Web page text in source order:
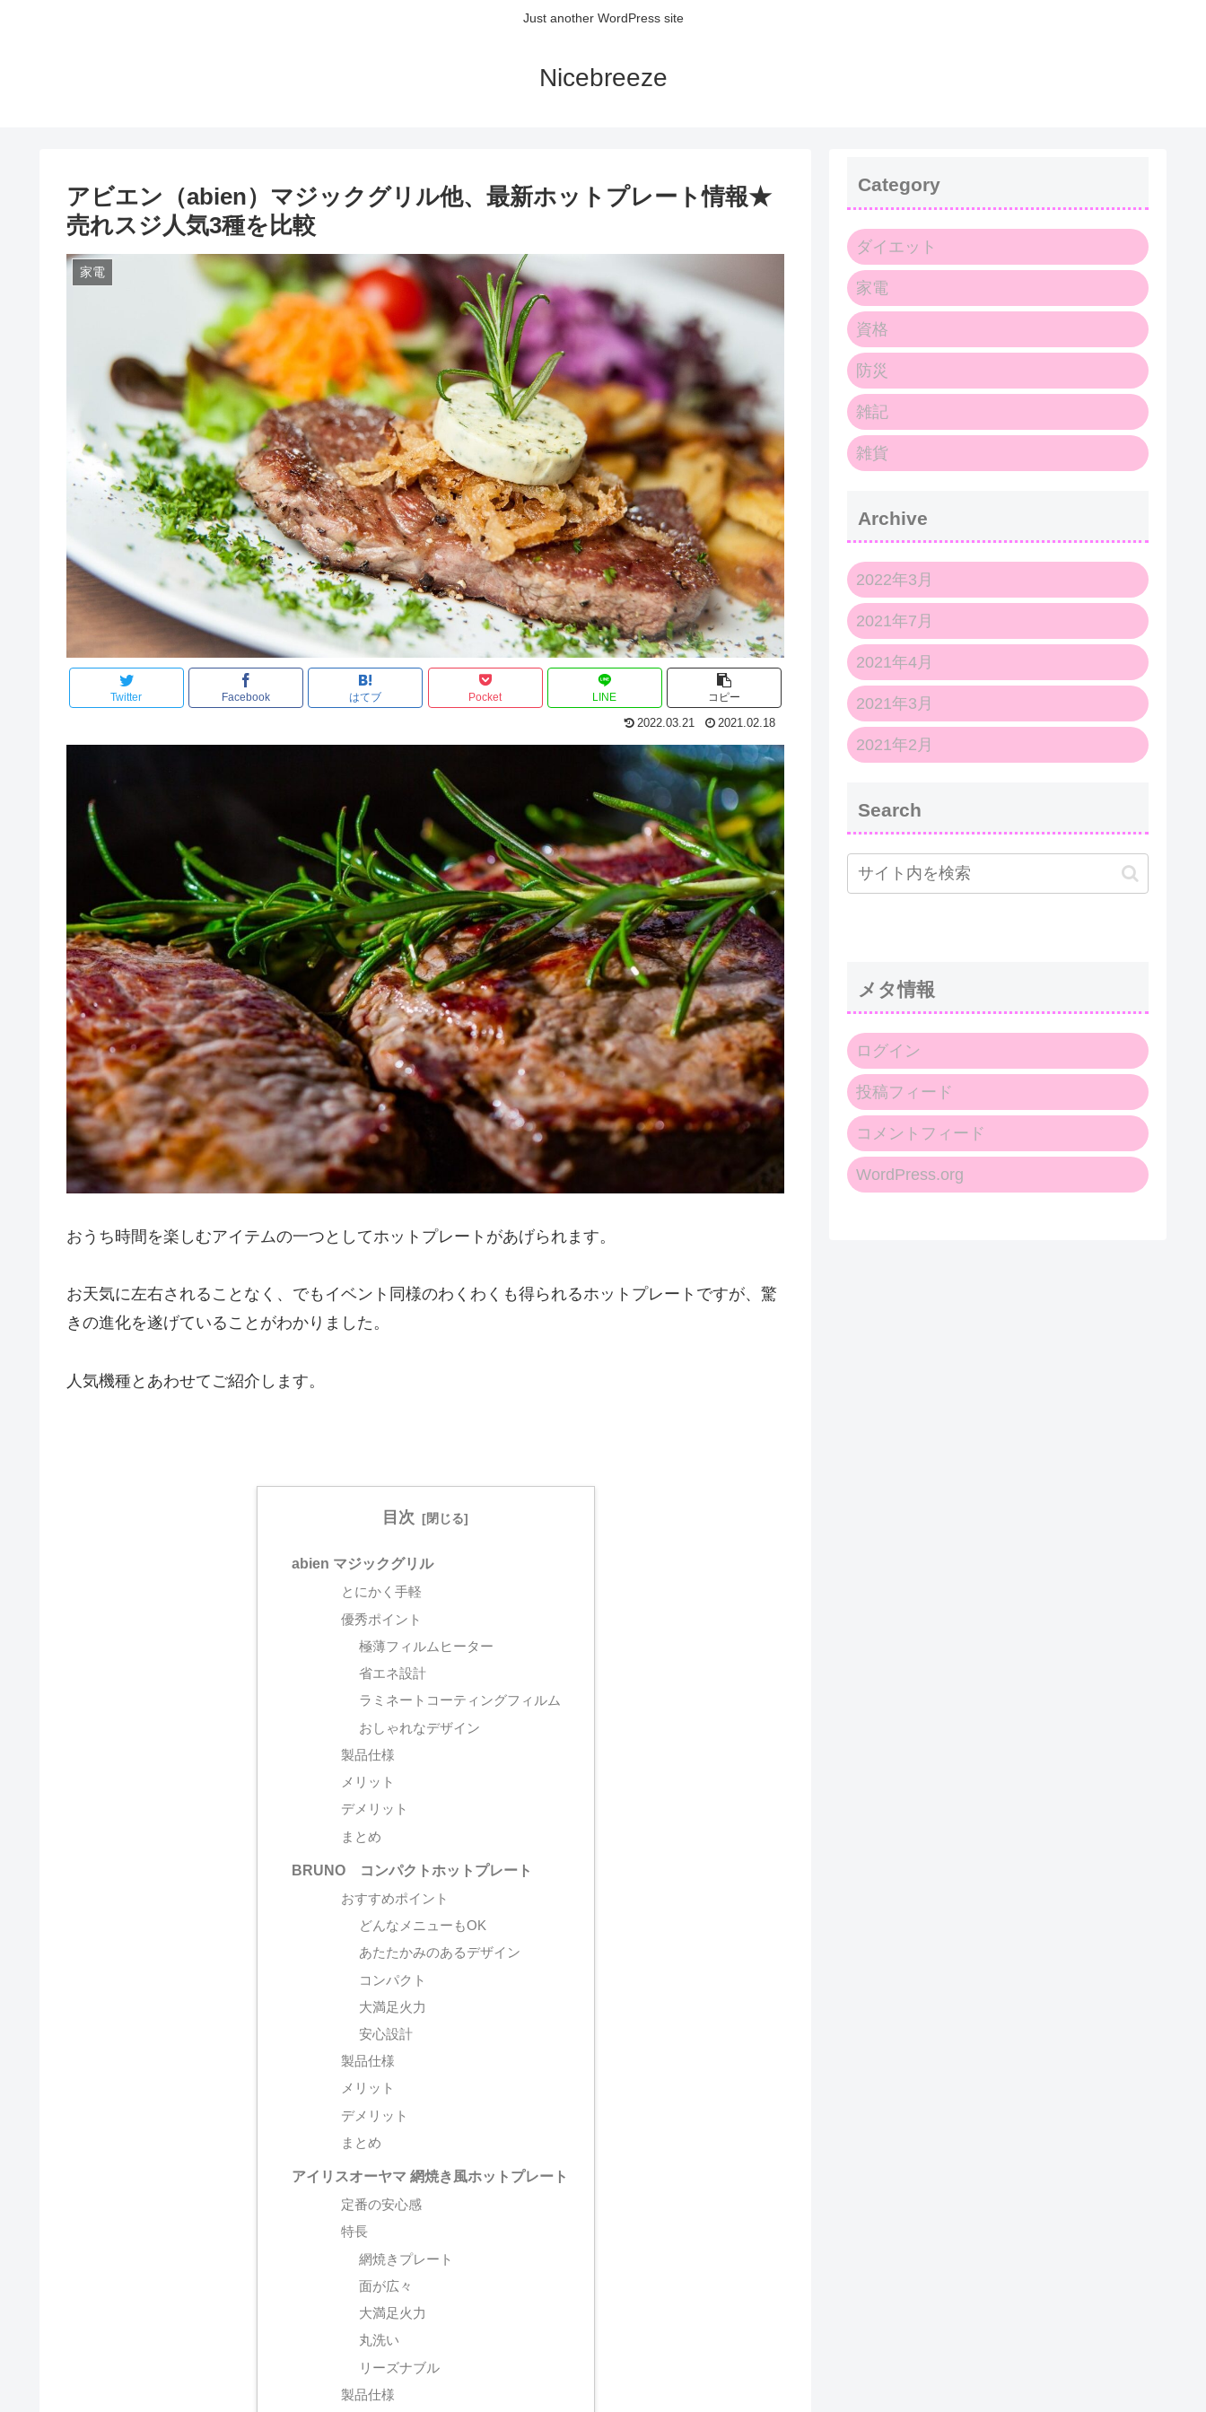
Just another WordPress site
Nicebreeze
アビエン（abien）マジックグリル他、最新ホットプレート情報★
売れスジ人気3種を比較
家電
Twitter Facebook はてブ Pocket LINE コピー
2022.03.21 2021.02.18
おうち時間を楽しむアイテムの一つとしてホットプレートがあげられます。
お天気に左右されることなく、でもイベント同様のわくわくも得られるホットプレートですが、驚
きの進化を遂げていることがわかりました。
人気機種とあわせてご紹介します。
目次
abien マジックグリル
とにかく手軽
優秀ポイント
極薄フィルムヒーター
省エネ設計
ラミネートコーティングフィルム
おしゃれなデザイン
製品仕様
メリット
デメリット
まとめ
BRUNO コンパクトホットプレート
おすすめポイント
どんなメニューもOK
あたたかみのあるデザイン
コンパクト
大満足火力
安心設計
製品仕様
メリット
デメリット
まとめ
アイリスオーヤマ 網焼き風ホットプレート
定番の安心感
特長
網焼きプレート
面が広々
大満足火力
丸洗い
リーズナブル
製品仕様
Category
ダイエット
家電
資格
防災
雑記
雑貨
Archive
2022年3月
2021年7月
2021年4月
2021年3月
2021年2月
Search
メタ情報
ログイン
投稿フィード
コメントフィード
WordPress.org